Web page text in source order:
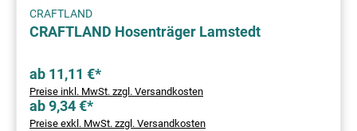
CRAFTLAND
CRAFTLAND Hosenträger Lamstedt
ab 11,11 €*
Preise inkl. MwSt. zzgl. Versandkosten
ab 9,34 €*
Preise exkl. MwSt. zzgl. Versandkosten